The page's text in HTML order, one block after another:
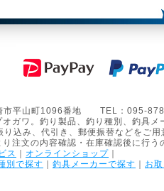
崎市平山町1096番地 TEL：
ガワ。釣り製品、釣り種別、釣具
込み、代引き、郵便振替などをご用
注文の内容確認・在庫確認後に行
ス ｜ オンラインショップ ｜
別で探す ｜ 釣具メーカーで探す ｜ お